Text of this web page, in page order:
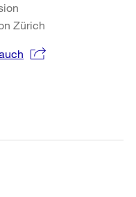
Zürich